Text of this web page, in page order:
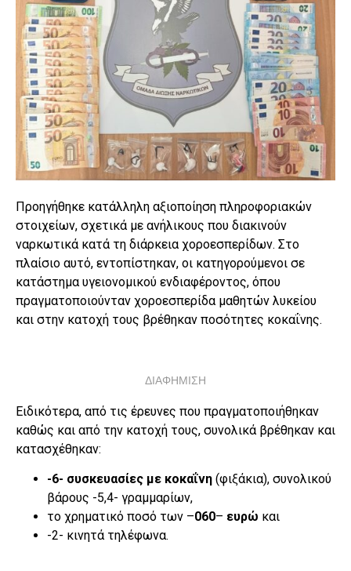
Προηγήθηκε κατάλληλη αξιοποίηση πληροφοριακών
στοιχείων, σχετικά με ανήλικους που διακινούν
ναρκωτικά κατά τη διάρκεια χοροεσπερίδων. Στο
πλαίσιο αυτό, εντοπίστηκαν, οι κατηγορούμενοι σε
κατάστημα υγειονομικού ενδιαφέροντος, όπου
πραγματοποιούνταν χοροεσπερίδα μαθητών λυκείου
και στην κατοχή τους βρέθηκαν ποσότητες κοκαΐνης.
ΔΙΑΦΗΜΙΣΗ
Ειδικότερα, από τις έρευνες που πραγματοποιήθηκαν
καθώς και από την κατοχή τους, συνολικά βρέθηκαν και
κατασχέθηκαν:
-6- συσκευασίες με κοκαΐνη (φιξάκια), συνολικού
βάρους -5,4- γραμμαρίων,
το χρηματικό ποσό των –060– ευρώ και
-2- κινητά τηλέφωνα.